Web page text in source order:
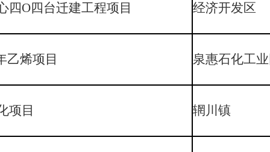
四O四台迁建工程项目 经济开发区
乙烯项目 泉惠石化工
项目 辋川镇